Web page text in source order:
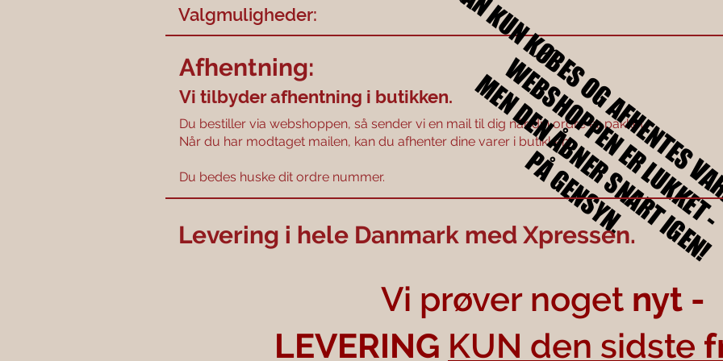
Valgmuligheder:
Afhentning:
Vi tilbyder afhentning i butikken.
Du bestiller via webshoppen, så sender vi en mail til dig når din ordre er pakket.
Når du har modtaget mailen, kan du afhenter dine varer i butikken.
Du bedes huske dit ordre nummer. DER KAN KUN KØBES OG
WEBSHOPPEN ER
MEN DEN ÅBNER SNART IGEN!
PÅ GENSYN.
DER KAN KUN KØBES OG
WEBSHOPPEN ER
MEN DEN ÅBNER SNART IGEN!
PÅ GENSYN.
Levering i hele Danmark med Xpressen.
Vi prøver noget nyt -
LEVERING KUN den sidste